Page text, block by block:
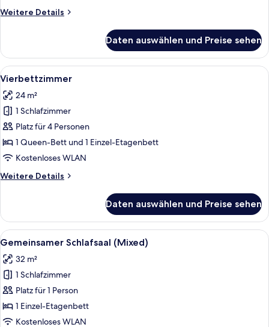
Weitere Details
Weitere
Doppelzimmer,
1 King-
Bett,
Daten auswählen und Preise sehen
Alle
Fotos
für
Vierbettzimmer
anzeigen
Ein Zimmer mit Stockbetten, einem
14
Vierbettzimmer
24 m²
1 Schlafzimmer
Platz für 4 Personen
1 Queen-Bett und 1 Einzel-Etagenbett
Kostenloses WLAN
Weitere Details
Weitere
Daten auswählen und Preise sehen
Alle
Fotos
für
Gemeinsamer
Schlafsaal
(Mixed)
anzeigen
Ein Schlafsaalzimmer mit
35
Gemeinsamer Schlafsaal (Mixed)
32 m²
1 Schlafzimmer
Platz für 1 Person
1 Einzel-Etagenbett
Kostenloses WLAN